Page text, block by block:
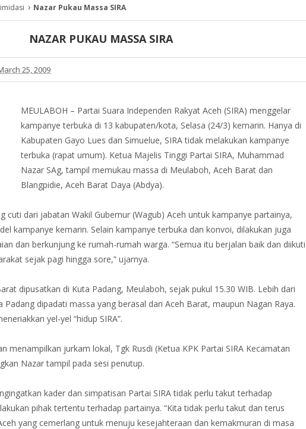
› Nazar Pukau Massa SIRA
NAZAR PUKAU MASSA SIRA
25, 2009
MEULABOH – Partai Suara Independen Rakyat Aceh (SIRA) menggelar
kampanye terbuka di 13 kabupaten/kota, Selasa (24/3) kemarin. Hanya di
Kabupaten Gayo Lues dan Simuelue, SIRA tidak melakukan kampanye
terbuka (rapat umum). Ketua Majelis Tinggi Partai SIRA, Muhammad
Nazar SAg, tampil memukau massa di Meulaboh, Aceh Barat dan
Blangpidie, Aceh Barat Daya (Abdya).
cuti dari jabatan Wakil Gubernur (Wagub) Aceh untuk kampanye partainya,
kampanye kemarin. Selain kampanye terbuka dan konvoi, dilakukan juga
dan berkunjung ke rumah-rumah warga. “Semua itu berjalan baik dan diikuti
sejak pagi hingga sore,” ujarnya.
dipusatkan di Kuta Padang, Meulaboh, sejak pukul 15.30 WIB. Lebih dari
Padang dipadati massa yang berasal dari Aceh Barat, maupun Nagan Raya.
yel-yel “hidup SIRA”.
menampilkan jurkam lokal, Tgk Rusdi (Ketua KPK Partai SIRA Kecamatan
Nazar tampil pada sesi penutup.
kader dan simpatisan Partai SIRA tidak perlu takut terhadap
pihak tertentu terhadap partainya. “Kita tidak perlu takut dan terus
yang cemerlang untuk menuju kesejahteraan dan kemakmuran di masa